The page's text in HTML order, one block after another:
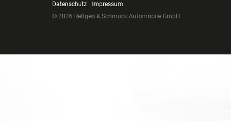
Datenschutz
Impressum
© 2026 Reffgen & Schmuck Automobile GmbH